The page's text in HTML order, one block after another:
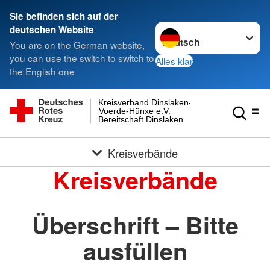
Sie befinden sich auf der
deutschen Website
You are on the German website,
you can use the switch to switch to
the English one
Sprache wechseln zu
Alles klar
Bereitschaft Dinslaken
Voerde-Hünxe e.V.
Kreisverband Dinslaken-
Kreisverbände
Kreisverbände
Überschrift – Bitte
ausfüllen